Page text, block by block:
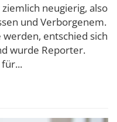
neugierig, also
und Verborgenem.
entschied sich
wurde Reporter.